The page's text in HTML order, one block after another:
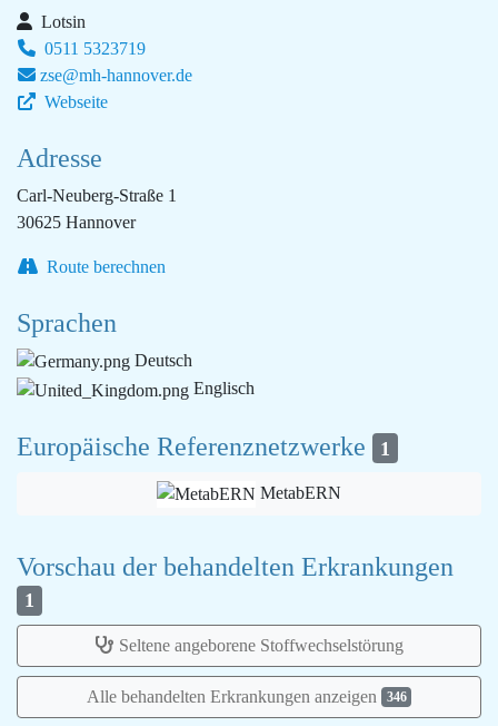
Lotsin
0511 5323719
zse@mh-hannover.de
Webseite
Adresse
Carl-Neuberg-Straße 1
30625 Hannover
Route berechnen
Sprachen
Deutsch
Englisch
Europäische Referenznetzwerke 1
MetabERN
Vorschau der behandelten Erkrankungen
1
Seltene angeborene Stoffwechselstörung
Alle behandelten Erkrankungen anzeigen 346